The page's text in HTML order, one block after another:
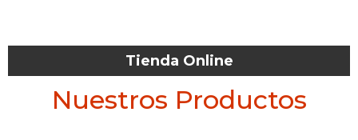
Tienda Online
Nuestros Productos